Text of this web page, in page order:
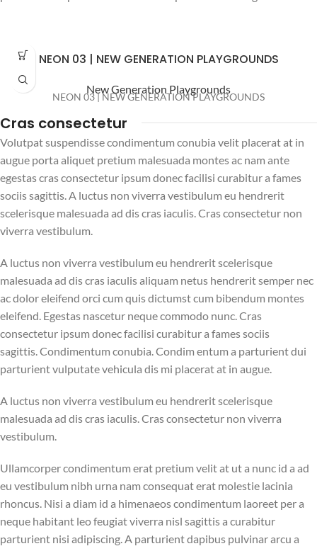
NEON 03 | NEW GENERATION PLAYGROUNDS
New Generation Playgrounds
NEON 03 | NEW GENERATION PLAYGROUNDS
Cras consectetur
Volutpat suspendisse condimentum conubia velit placerat at in
augue porta aliquet pretium malesuada montes ac nam ante
egestas cras consectetur ipsum donec facilisi curabitur a fames
sociis sagittis. A luctus non viverra vestibulum eu hendrerit
scelerisque malesuada ad dis cras iaculis. Cras consectetur non
viverra vestibulum.
A luctus non viverra vestibulum eu hendrerit scelerisque
malesuada ad dis cras iaculis aliquam netus hendrerit semper nec
ac dolor eleifend orci cum quis dictumst cum bibendum montes
eleifend. Egestas nascetur neque commodo nunc. Cras
consectetur ipsum donec facilisi curabitur a fames sociis
sagittis. Condimentum conubia. Condim entum a parturient dui
parturient vulputate vehicula dis mi placerat at in augue.
A luctus non viverra vestibulum eu hendrerit scelerisque
malesuada ad dis cras iaculis. Cras consectetur non viverra
vestibulum.
Ullamcorper condimentum erat pretium velit at ut a nunc id a ad
eu vestibulum nibh urna nam consequat erat molestie lacinia
rhoncus. Nisi a diam id a himenaeos condimentum laoreet per a
neque habitant leo feugiat viverra nisl sagittis a curabitur
parturient nisi adipiscing. A parturient dapibus pulvinar arcu a